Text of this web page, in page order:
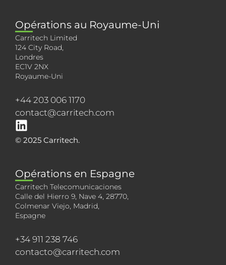
Opérations au Royaume-Uni
Carritech Limited
124 City Road,
Londres
EC1V 2NX
Royaume-Uni
+44 203 006 1170
contact@carritech.com
© 2025 Carritech.
Opérations en Espagne
Carritech Telecomunicaciones
Calle del Hierro 9, Nave 4, 28770,
Colmenar Viejo, Madrid,
Espagne
+34 911 238 746
contacto@carritech.com